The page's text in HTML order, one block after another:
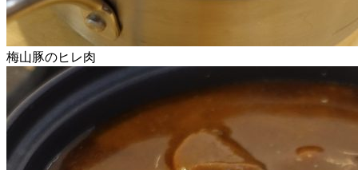
梅山豚のヒレ肉